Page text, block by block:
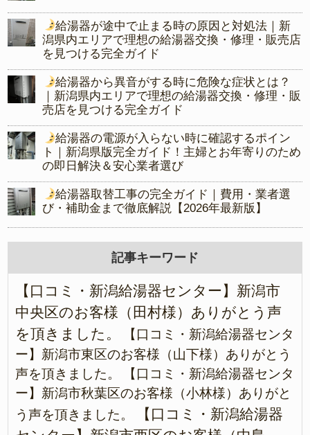
給湯器が途中で止まる時の原因と対処法｜新
潟県内エリアで理想の給湯器交換・修理・販売店
を見つける完全ガイド
給湯器から異音がする時に危険な症状とは？
｜新潟県内エリアで理想の給湯器交換・修理・販
売店を見つける完全ガイド
給湯器の電源が入らない時に確認するポイン
ト｜新潟県版完全ガイド！主婦とお年寄りのため
の即日解決＆安心業者選び
給湯器取替工事の完全ガイド｜費用・業者選
び・補助金まで徹底解説【2026年最新版】
記事キーワード
【口コミ・新潟給湯器センター】新潟市
中央区のお客様（田村様）ありがとう声
を頂きました。
【口コミ・新潟給湯器センタ
ー】新潟市東区のお客様（山下様）ありがとう
声を頂きました。
【口コミ・新潟給湯器センタ
ー】新潟市秋葉区のお客様（小林様）ありがと
う声を頂きました。
【口コミ・新潟給湯器